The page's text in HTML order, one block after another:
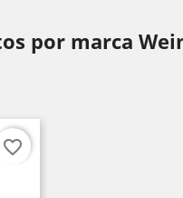
por marca
favorite_border